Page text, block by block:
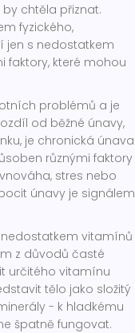
by chtěla přiznat.
fyzického,
jen s nedostatkem
faktory, které mohou
problémů a je
od běžné únavy,
je chronická únava
různými faktory
stres nebo
únavy je signálem
nedostatkem vitamínů
z důvodů časté
určitého vitamínu
tělo jako složitý
- k hladkému
špatně fungovat.